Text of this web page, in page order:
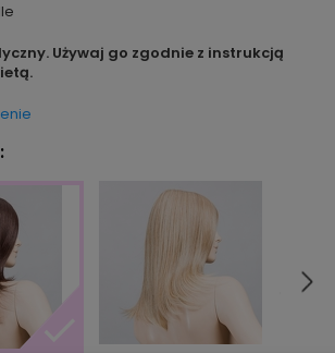
Używaj go zgodnie z instrukcją